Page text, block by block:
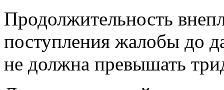
Продолжительность
поступления жалобы до
не должна превышать